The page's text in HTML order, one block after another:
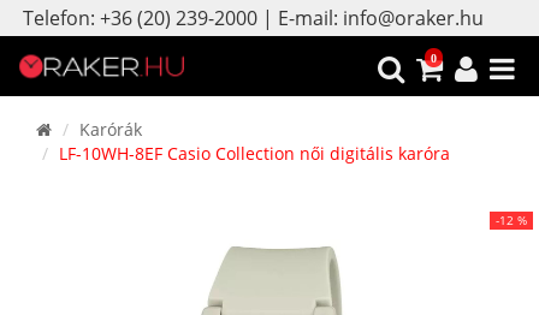
Telefon: +36 (20) 239-2000 | E-mail: info@oraker.hu
0
Karórák
LF-10WH-8EF Casio Collection női digitális karóra
-12 %